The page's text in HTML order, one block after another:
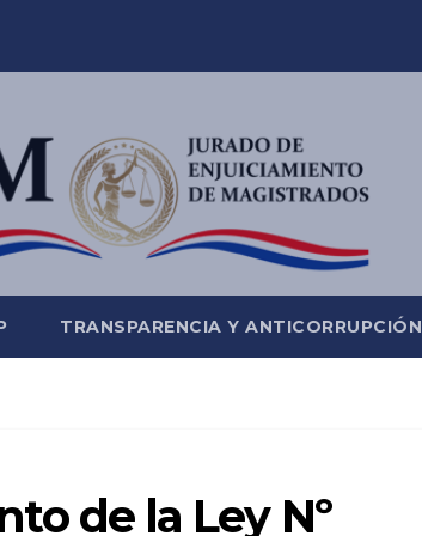
TRANSPARENCIA Y ANTICORRUPCIÓN
de la Ley Nº